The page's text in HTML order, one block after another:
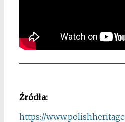
Źródła:
https://